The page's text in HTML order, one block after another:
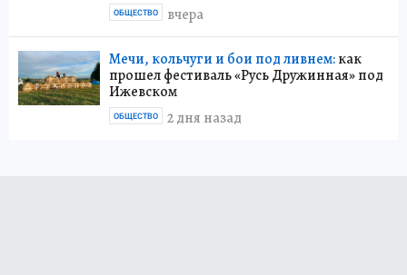
вчера
ОБЩЕСТВО
Мечи, кольчуги и бои под ливнем:как
прошел фестиваль «Русь Дружинная» под
Ижевском
2 дня назад
ОБЩЕСТВО